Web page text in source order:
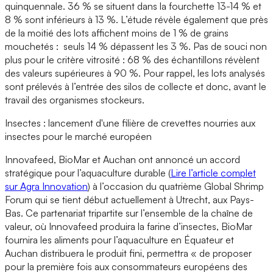
quinquennale. 36 % se situent dans la fourchette 13-14 % et
8 % sont inférieurs à 13 %. L’étude révèle également que près
de la moitié des lots affichent moins de 1 % de grains
mouchetés : seuls 14 % dépassent les 3 %. Pas de souci non
plus pour le critère vitrosité : 68 % des échantillons révèlent
des valeurs supérieures à 90 %. Pour rappel, les lots analysés
sont prélevés à l’entrée des silos de collecte et donc, avant le
travail des organismes stockeurs.
Insectes : lancement d'une filière de crevettes nourries aux
insectes pour le marché européen
Innovafeed, BioMar et Auchan ont annoncé un accord
stratégique pour l’aquaculture durable (Lire l’article complet
sur Agra Innovation) à l’occasion du quatrième Global Shrimp
Forum qui se tient début actuellement à Utrecht, aux Pays-
Bas. Ce partenariat tripartite sur l’ensemble de la chaîne de
valeur, où Innovafeed produira la farine d’insectes, BioMar
fournira les aliments pour l’aquaculture en Équateur et
Auchan distribuera le produit fini, permettra « de proposer
pour la première fois aux consommateurs européens des